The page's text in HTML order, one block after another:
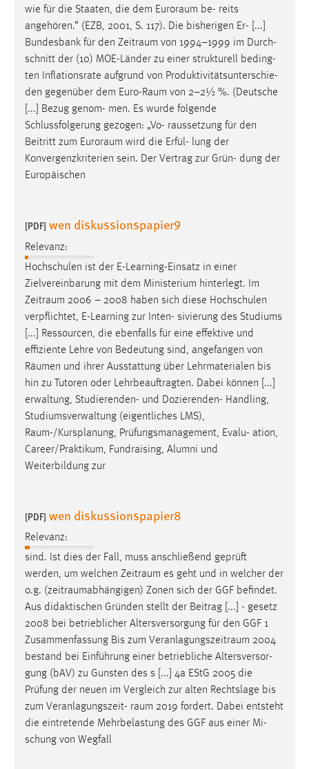
wie für die Staaten, die dem Euroraum be- reits
angehören.“ (EZB, 2001, S. 117). Die bisherigen Er- [...]
Bundesbank für den Zeitraum von 1994–1999 im Durch-
schnitt der (10) MOE-Länder zu einer strukturell beding-
ten Inflationsrate aufgrund von Produktivitätsunterschie-
den gegenüber dem Euro-Raum von 2–2½ %. (Deutsche
[...] Bezug genom- men. Es wurde folgende
Schlussfolgerung gezogen: „Vo- raussetzung für den
Beitritt zum Euroraum wird die Erfül- lung der
Konvergenzkriterien sein. Der Vertrag zur Grün- dung der
Europäischen
[PDF] wen diskussionspapier9
Relevanz:
Hochschulen ist der E-Learning-Einsatz in einer
Zielvereinbarung mit dem Ministerium hinterlegt. Im
Zeitraum 2006 – 2008 haben sich diese Hochschulen
verpflichtet, E-Learning zur Inten- sivierung des Studiums
[...] Ressourcen, die ebenfalls für eine effektive und
effiziente Lehre von Bedeutung sind, angefangen von
Räumen und ihrer Ausstattung über Lehrmaterialen bis
hin zu Tutoren oder Lehrbeauftragten. Dabei können [...]
erwaltung, Studierenden- und Dozierenden- Handling,
Studiumsverwaltung (eigentliches LMS),
Raum-/Kursplanung, Prüfungsmanagement, Evalu- ation,
Career/Praktikum, Fundraising, Alumni und
Weiterbildung zur
[PDF] wen diskussionspapier8
Relevanz:
sind. Ist dies der Fall, muss anschließend geprüft
werden, um welchen Zeitraum es geht und in welcher der
o.g. (zeitraumabhängigen) Zonen sich der GGF befindet.
Aus didaktischen Gründen stellt der Beitrag [...] - gesetz
2008 bei betrieblicher Altersversorgung für den GGF 1
Zusammenfassung Bis zum Veranlagungszeitraum 2004
bestand bei Einführung einer betriebliche Altersversor-
gung (bAV) zu Gunsten des s [...] 4a EStG 2005 die
Prüfung der neuen im Vergleich zur alten Rechtslage bis
zum Veranlagungszeit- raum 2019 fordert. Dabei entsteht
die eintretende Mehrbelastung des GGF aus einer Mi-
schung von Wegfall
Zweck:
Das Cookie speichert die gewählte Sprache der Website.
Cookie Laufzeit:
30 Tage
Chat
Name:
MibewSessionID, MIBEW_UserID, mibew_locale, mibew-
chat-frame-style-5e9dbeb1811c0446
Wird benötigt um die Chatfunktion nutzen zu können.
Cookie Laufzeit:
MibewSessionID, mibew-chat-frame-style-
5e9dbeb1811c0446 = Sitzungslaufzeit, mibew_locale = 3
Jahre, MIBEW_UserID = 1 Jahr
Login
Name:
fe_user, be_user, be_lastLoginProvider
Zweck:
Dieser Cookie ist notwendig um sich an der Website
einloggen zu können.
Cookie Laufzeit:
24 Stunden
STATISTIK
Statistik Cookies erfassen Informationen anonym.
Diese Informationen helfen uns zu verstehen, wie
unsere Besucher unsere Website nutzen.
Matomo
Name:
_pk_ref, _pk_cvar, _pk_id, _pk_ses
Zweck:
Zugriffsstatistik
Cookie Laufzeit:
Max. 13 Monate